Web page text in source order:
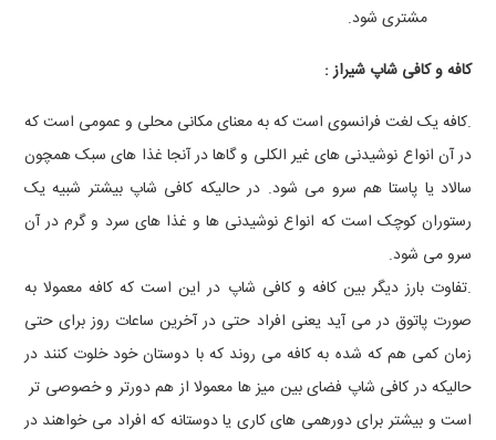
مشتری شود.
کافه و کافی شاپ شیراز :
.کافه یک لغت فرانسوی است که به معنای مکانی محلی و عمومی است که
در آن انواع نوشیدنی های غیر الکلی و گاها در آنجا غذا های سبک همچون
سالاد یا پاستا هم سرو می شود. در حالیکه کافی شاپ بیشتر شبیه یک
رستوران کوچک است که انواع نوشیدنی ها و غذا های سرد و گرم در آن
سرو می شود.
.تفاوت بارز دیگر بین کافه و کافی شاپ در این است که کافه معمولا به
صورت پاتوق در می آید یعنی افراد حتی در آخرین ساعات روز برای حتی
زمان کمی هم که شده به کافه می روند که با دوستان خود خلوت کنند در
حالیکه در کافی شاپ فضای بین میز ها معمولا از هم دورتر و خصوصی تر
است و بیشتر برای دورهمی های کاری یا دوستانه که افراد می خواهند در